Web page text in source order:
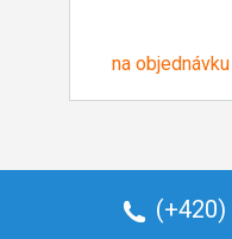
na objednávku
(+420)